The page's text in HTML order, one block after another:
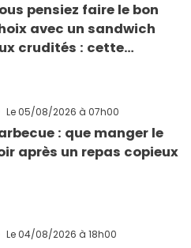
pensiez faire le bon
avec un sandwich
crudités : cette
Le 05/08/2026 à 07h00
: que manger le
après un repas copieux
Le 04/08/2026 à 18h00